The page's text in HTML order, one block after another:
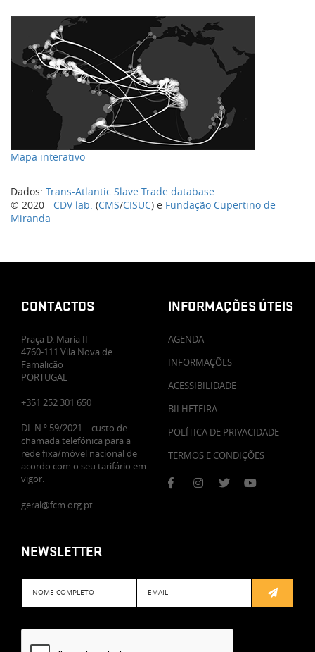
Mapa interativo
Dados: Trans-Atlantic Slave Trade database
© 2020 CDV lab. (CMS/CISUC) e Fundação Cupertino de
Miranda
CONTACTOS
Praça D. Maria II
4760-111 Vila Nova de
Famalicão
PORTUGAL
+351 252 301 650
DL N.º 59/2021 – custo de
chamada telefónica para a
rede fixa/móvel nacional de
acordo com o seu tarifário em
vigor.
geral@fcm.org.pt
INFORMAÇÕES ÚTEIS
AGENDA
INFORMAÇÕES
ACESSIBILIDADE
BILHETEIRA
POLÍTICA DE PRIVACIDADE
TERMOS E CONDIÇÕES
NEWSLETTER